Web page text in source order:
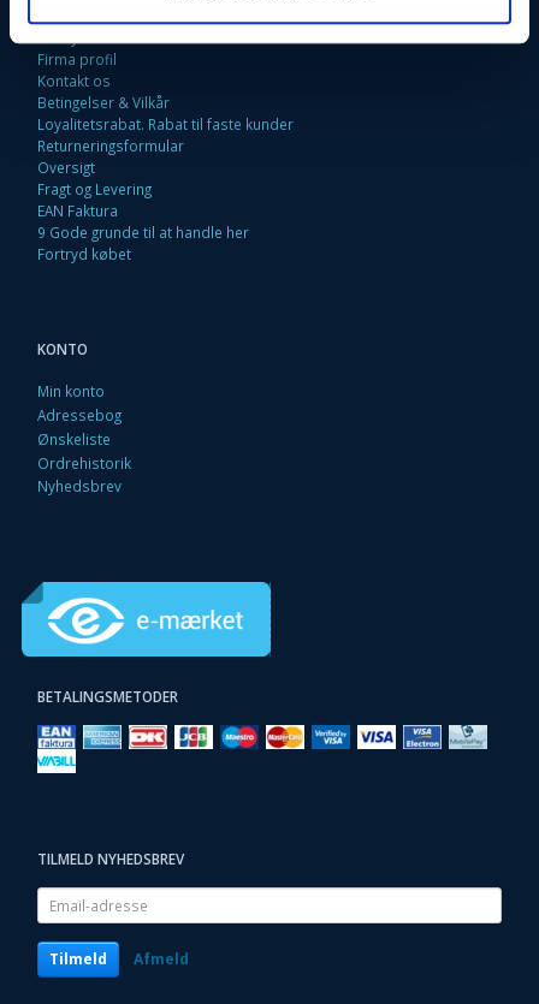
Firma profil
Kontakt os
Betingelser & Vilkår
Loyalitetsrabat. Rabat til faste kunder
Returneringsformular
Oversigt
Fragt og Levering
EAN Faktura
9 Gode grunde til at handle her
Fortryd købet
KONTO
Min konto
Adressebog
Ønskeliste
Ordrehistorik
Nyhedsbrev
BETALINGSMETODER
TILMELD NYHEDSBREV
Email-
adresse
Tilmeld Afmeld